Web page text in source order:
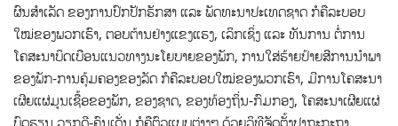
ຜົນສຳເລັດ ຂອງການປົກປັກຮັກສາ ແລະ ພັດທະນາປະເທດຊາດ ກໍຄືລະບອບ
ໃໝ່ຂອງພວກເຮົາ, ຕອບຕ້ານຢ່າງແຂງແຮງ, ເລິກເຊິ່ງ ແລະ ທັນການ ຕໍ່ການ
ໂຄສະນາບິດເບືອນແນວທາງນະໂຍບາຍຂອງພັກ, ການໃສ່ຮ້າຍປ້າຍສີການນຳພາ
ຂອງພັກ-ການຄຸ້ມຄອງຂອງລັດ ກໍຄືລະບອບໃໝ່ຂອງພວກເຮົາ, ມີການໂຄສະນາ
ເຜີຍແຜ່ມູນເຊື້ອຂອງພັກ, ຂອງຊາດ, ຂອງທ້ອງຖິ່ນ-ກົມກອງ, ໂຄສະນາເຜີຍແຜ່
ບົດຮຽນ ວຽກດີ-ຄົນເດັ່ນ ກໍຄືຕົວແບບຕ່າງໆ ດ້ວຍວິທີຈັດຕັ້ງປາຖະກະຖາ,